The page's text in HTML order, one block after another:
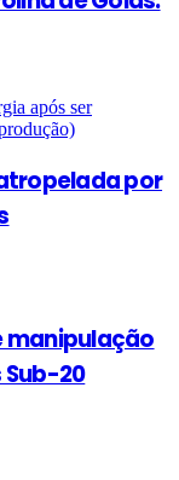
por
manipulação
20